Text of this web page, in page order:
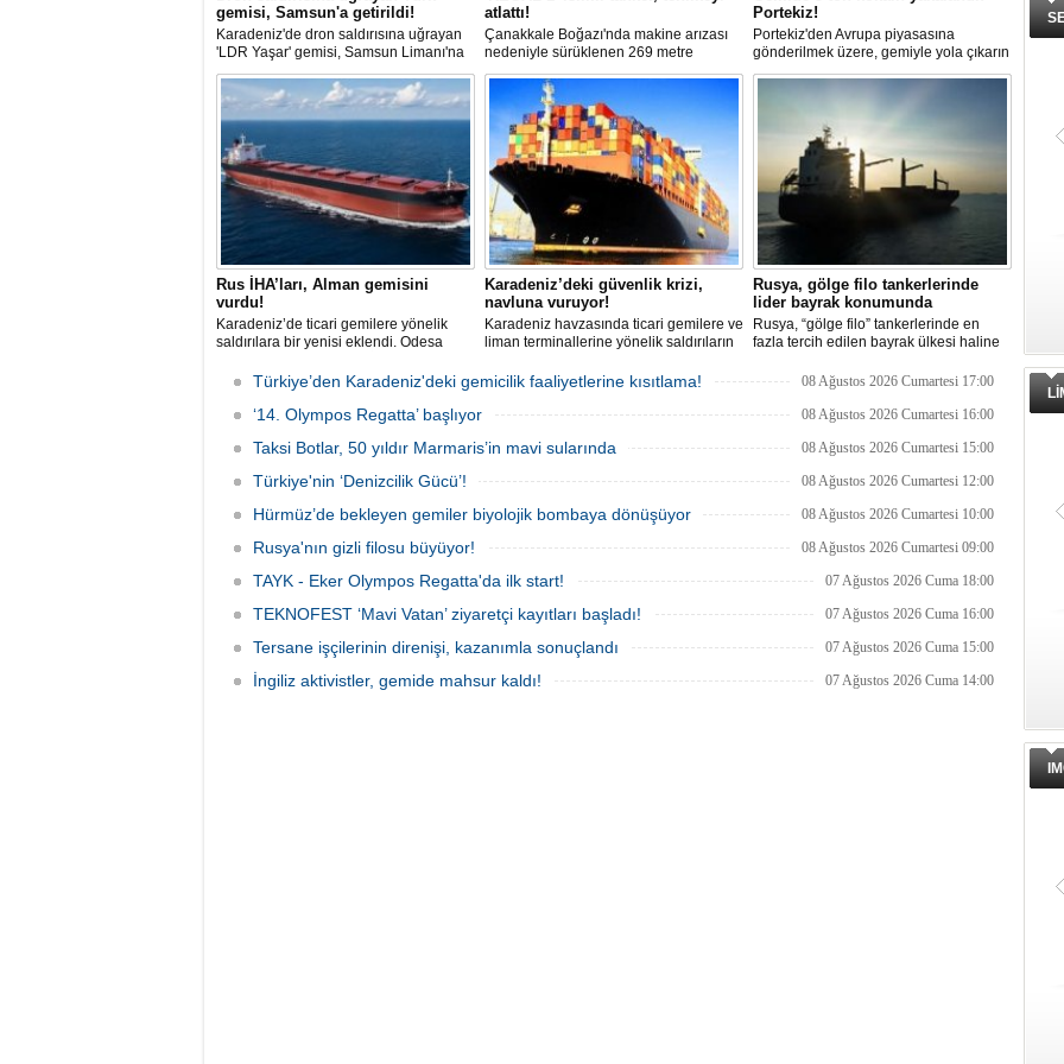
gemisi, Samsun'a getirildi!
Karadeniz'de dron saldırısına uğrayan
'LDR Yaşar' gemisi, Samsun Limanı'na
güvenli bir şekilde ulaştı. Saldırıda can
kaybı yaşanmadı, ancak büyük çapta
maddi hasar oluştu.
atlattı!
Çanakkale Boğazı'nda makine arızası
nedeniyle sürüklenen 269 metre
uzunluğundaki 'REGAL 1' isimli tanker,
römorkörler yardımıyla Şevketiye Demir
Sahası'na çekilerek kurtarıldı.
Portekiz!
Portekiz'den Avrupa piyasasına
gönderilmek üzere, gemiyle yola çıkarın
5 ton kokain, Portekiz polisi ile Portekiz
operasyonuyla durduruldu. Operasyon
kapsamında, gemideki iki yabancı
uyruklu kişi bir gemi mürettebatı
gözaltına alındı.
Rus İHA’ları, Alman gemisini
vurdu!
Karadeniz’de ticari gemilere yönelik
saldırılara bir yenisi eklendi. Odesa
aldığı Alman işletmesindeki Emil
gemisinde yangın çıktı; teknik sistemler
durunca mürettebat tahliye edildi.
Karadeniz’deki güvenlik krizi,
navluna vuruyor!
Karadeniz havzasında ticari gemilere ve
liman terminallerine yönelik saldırıların
sekteye uğrattı. Risk artışıyla birlikte
ortalama petrol tankeri maliyetleri 300
bin doları aşarken, savaş sigortası
fiyatlarında yüzde 50’yi geçen
Rusya, gölge filo tankerlerinde
lider bayrak konumunda
Rusya, “gölge filo” tankerlerinde en
fazla tercih edilen bayrak ülkesi haline
birlikte çok sayıda tanker Rus bayrağına
yaptırımlarının uygulanması açısından
Türkiye’den Karadeniz'deki gemicilik faaliyetlerine kısıtlama! 08 Ağustos 2026 Cumartesi 17:00
‘14. Olympos Regatta’ başlıyor 08 Ağustos 2026 Cumartesi 16:00
Taksi Botlar, 50 yıldır Marmaris’in mavi sularında 08 Ağustos 2026 Cumartesi 15:00
Türkiye'nin ‘Denizcilik Gücü’! 08 Ağustos 2026 Cumartesi 12:00
Hürmüz’de bekleyen gemiler biyolojik bombaya dönüşüyor 08 Ağustos 2026 Cumartesi 10:00
Rusya'nın gizli filosu büyüyor! 08 Ağustos 2026 Cumartesi 09:00
TAYK - Eker Olympos Regatta'da ilk start! 07 Ağustos 2026 Cuma 18:00
TEKNOFEST ‘Mavi Vatan’ ziyaretçi kayıtları başladı! 07 Ağustos 2026 Cuma 16:00
Tersane işçilerinin direnişi, kazanımla sonuçlandı 07 Ağustos 2026 Cuma 15:00
İngiliz aktivistler, gemide mahsur kaldı! 07 Ağustos 2026 Cuma 14:00